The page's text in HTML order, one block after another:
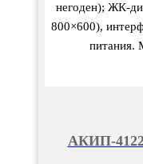
негоден); ЖК-
800×600),
питания.
АКИП-